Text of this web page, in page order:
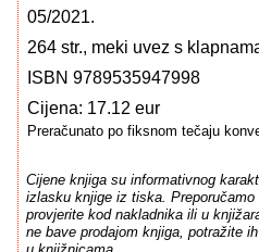
05/2021.
264 str., meki uvez s
ISBN 9789535947998
Cijena: 17.12 eur
Preračunato po fiksnom tečaju
Cijene knjiga su informativnog
izlasku knjige iz tiska.
provjerite kod nakladnika ili u
ne bave prodajom knjiga, potražite